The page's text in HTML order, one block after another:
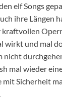
elf Songs
ihre Längen
kraftvollen
wirkt und mal
nicht
mal wieder
mit Sicherheit